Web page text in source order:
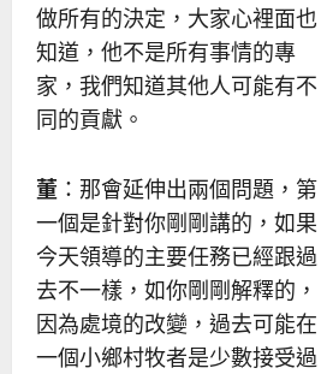
做所有的決定，大家心裡面也
知道，他不是所有事情的專
家，我們知道其他人可能有不
同的貢獻。
董 ：那會延伸出兩個問題，第
一個是針對你剛剛講的，如果
今天領導的主要任務已經跟過
去不一樣，如你剛剛解釋的，
因為處境的改變，過去可能在
一個小鄉村牧者是少數接受過